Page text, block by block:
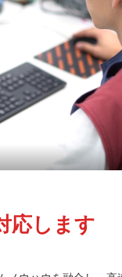
応します